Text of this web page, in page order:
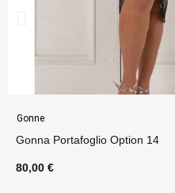
Abiti
Abito Rumba Option 23
140,00 €